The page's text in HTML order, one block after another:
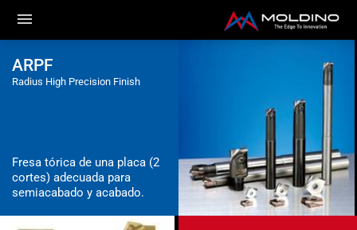
ARPF
Radius High Precision Finish
Fresa tórica de una placa (2
cortes) adecuada para
semiacabado y acabado.